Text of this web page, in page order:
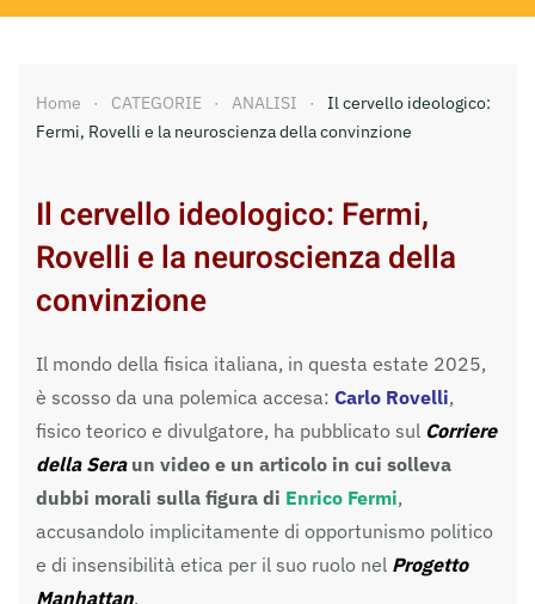
Home CATEGORIE ANALISI
Il cervello ideologico:
Fermi, Rovelli e la neuroscienza della convinzione
Il cervello ideologico: Fermi,
Rovelli e la neuroscienza della
convinzione
Il mondo della fisica italiana, in questa estate 2025,
è scosso da una polemica accesa: Carlo Rovelli,
fisico teorico e divulgatore, ha pubblicato sul Corriere
della Seraun video e un articolo in cui solleva
dubbi morali sulla figura di Enrico Fermi,
accusandolo implicitamente di opportunismo politico
e di insensibilità etica per il suo ruolo nel Progetto
Manhattan.